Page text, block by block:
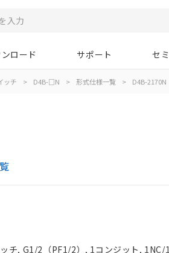
ロード サポート セ
ッチ > D4B-□N > 形式仕様一覧 > D4B-2170N
チ, G1/2（PF1/2）, 1コンジット, 1NC/